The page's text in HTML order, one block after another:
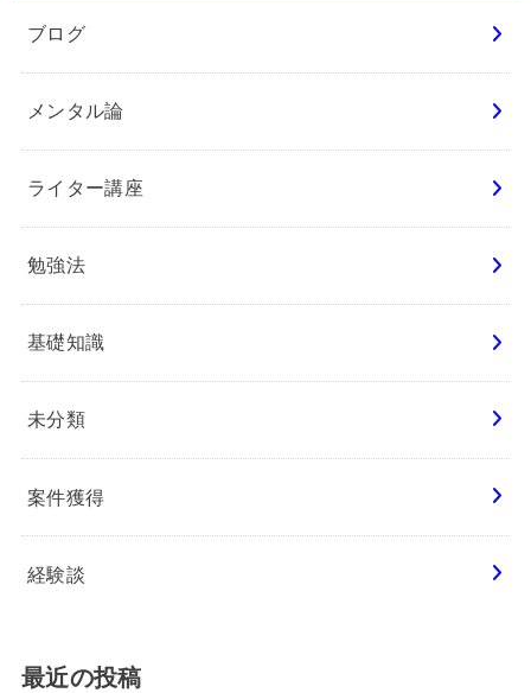
ブログ
メンタル論
ライター講座
勉強法
基礎知識
未分類
案件獲得
経験談
最近の投稿